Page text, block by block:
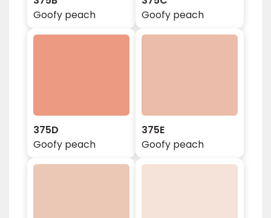
Goofy peach
Goofy peach
375D
Goofy peach
375E
Goofy peach